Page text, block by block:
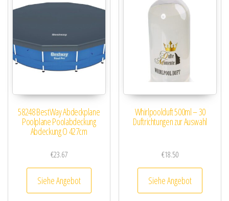
58248 BestWay Abdeckplane
Poolplane Poolabdeckung
Abdeckung O 427cm
€23.67
Siehe Angebot
Whirlpoolduft 500ml – 30
Duftrichtungen zur Auswahl
€18.50
Siehe Angebot